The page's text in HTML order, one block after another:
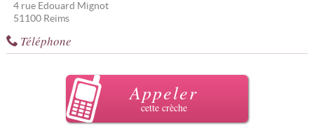
4 rue Edouard Mignot
51100 Reims
Téléphone
Appeler
cette crèche